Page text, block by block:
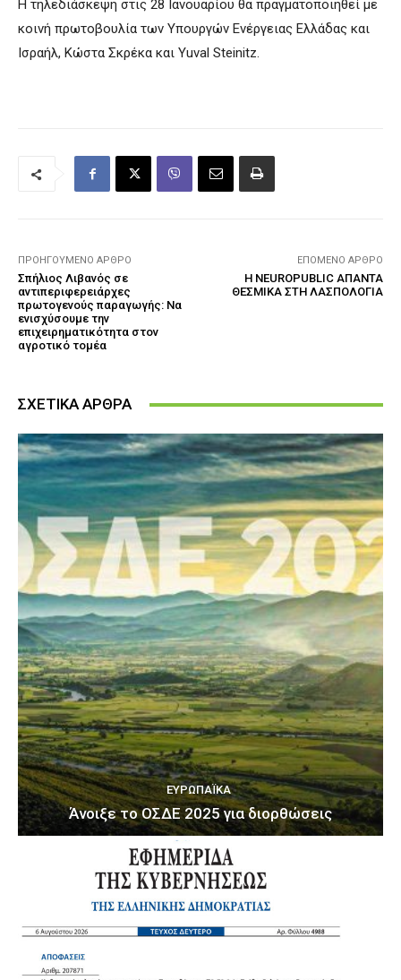
Η τηλεδιάσκεψη στις 28 Ιανουαρίου θα πραγματοποιηθεί με
κοινή πρωτοβουλία των Υπουργών Ενέργειας Ελλάδας και
Ισραήλ, Κώστα Σκρέκα και Yuval Steinitz.
ΠΡΟΗΓΟΎΜΕΝΟ ΆΡΘΡΟ
Σπήλιος Λιβανός σε
αντιπεριφερειάρχες
πρωτογενούς παραγωγής: Να
ενισχύσουμε την
επιχειρηματικότητα στον
αγροτικό τομέα
ΕΠΌΜΕΝΟ ΆΡΘΡΟ
Η NEUROPUBLIC ΑΠΑΝΤΑ
ΘΕΣΜΙΚΑ ΣΤΗ ΛΑΣΠΟΛΟΓΙΑ
ΣΧΕΤΙΚΑ ΑΡΘΡΑ
ΕΥΡΩΠΑΪΚΆ
Άνοιξε το ΟΣΔΕ 2025 για διορθώσεις